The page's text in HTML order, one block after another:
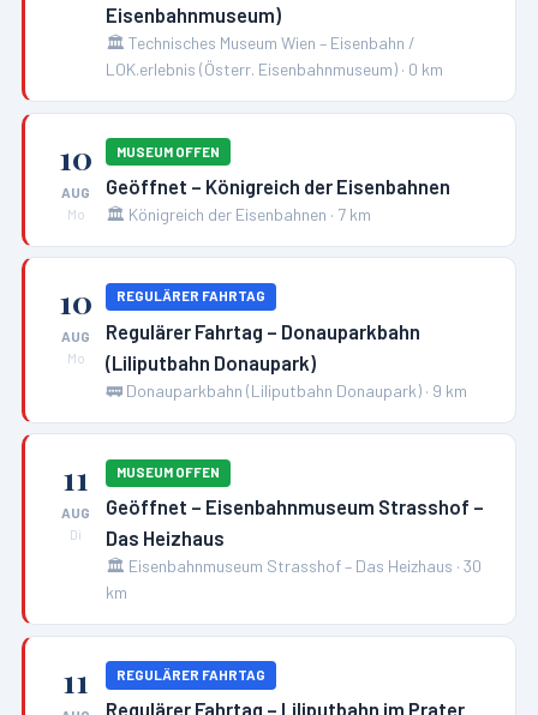
Eisenbahnmuseum)
🏛️ Technisches Museum Wien – Eisenbahn /
LOK.erlebnis (Österr. Eisenbahnmuseum) · 0 km
10
AUG
Mo
MUSEUM OFFEN
Geöffnet – Königreich der Eisenbahnen
🏛️ Königreich der Eisenbahnen · 7 km
10
AUG
Mo
REGULÄRER FAHRTAG
Regulärer Fahrtag – Donauparkbahn
(Liliputbahn Donaupark)
🚃 Donauparkbahn (Liliputbahn Donaupark) · 9 km
11
AUG
Di
MUSEUM OFFEN
Geöffnet – Eisenbahnmuseum Strasshof –
Das Heizhaus
🏛️ Eisenbahnmuseum Strasshof – Das Heizhaus ·30
km
11 REGULÄRER FAHRTAG
Regulärer Fahrtag – Liliputbahn im Prater